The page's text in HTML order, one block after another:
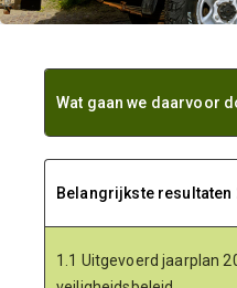
Wat gaan we daarvoor
Belangrijkste resultaten
1.1 Uitgevoerd jaarplan